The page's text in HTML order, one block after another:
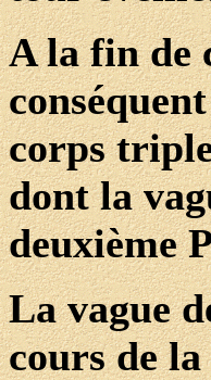
A la fin de
corps
dont la
deuxième
La vague
cours de